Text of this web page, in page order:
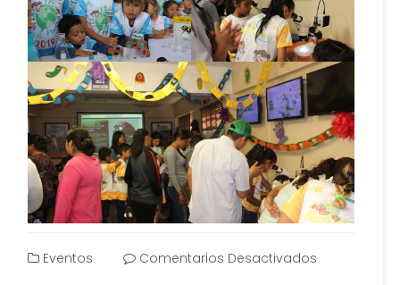
Eventos Comentarios Desactivados